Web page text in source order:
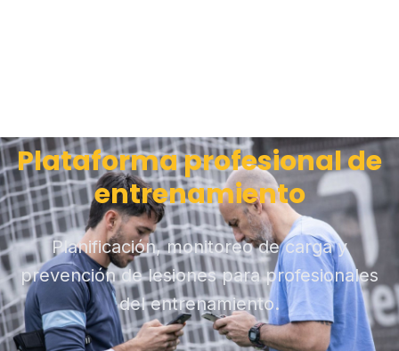
Plataforma profesional de
entrenamiento
Planificación, monitoreo de carga y
prevención de lesiones para profesionales
del entrenamiento.